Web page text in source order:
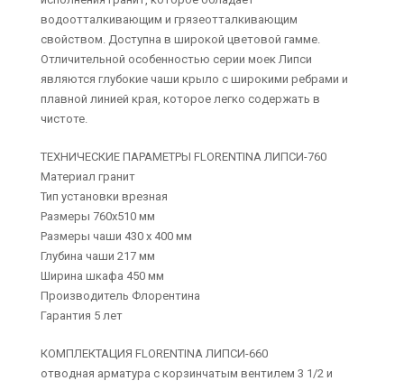
водоотталкивающим и грязеотталкивающим
свойством. Доступна в широкой цветовой гамме.
Отличительной особенностью серии моек Липси
являются глубокие чаши крыло с широкими ребрами и
плавной линией края, которое легко содержать в
чистоте.
ТЕХНИЧЕСКИЕ ПАРАМЕТРЫ FLORENTINA ЛИПСИ-760
Материал гранит
Тип установки врезная
Размеры 760х510 мм
Размеры чаши 430 х 400 мм
Глубина чаши 217 мм
Ширина шкафа 450 мм
Производитель Флорентина
Гарантия 5 лет
КОМПЛЕКТАЦИЯ FLORENTINA ЛИПСИ-660
отводная арматура с корзинчатым вентилем 3 1/2 и